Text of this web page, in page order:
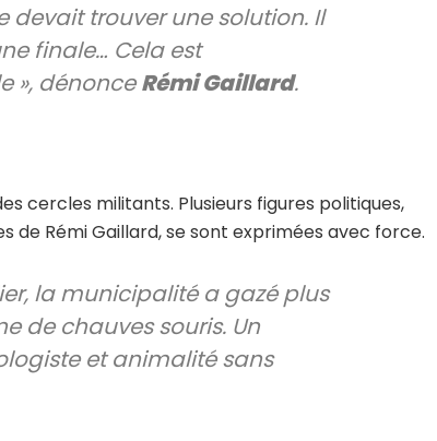
devait trouver une solution. Il
finale… Cela est
», dénonceRémi Gaillard.
cercles militants. Plusieurs figures politiques,
de Rémi Gaillard, se sont exprimées avec force.
la municipalité a gazé plus
de chauves souris. Un
et animalité sans